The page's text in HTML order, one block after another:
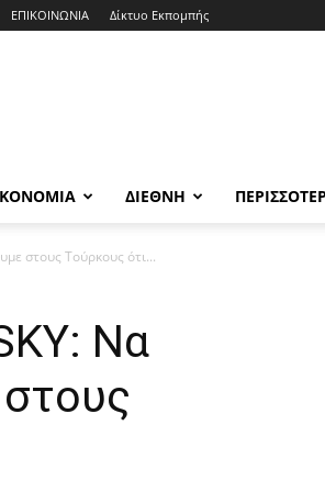
ΕΠΙΚΟΙΝΩΝΙΑ Δίκτυο Εκπομπής
ΔΙΕΘΝΗ
στους Τούρκους ότι...
Να